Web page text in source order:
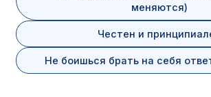
поступления
9
Форма обучения
меняются)
Честен и
Не боишься брать на себя